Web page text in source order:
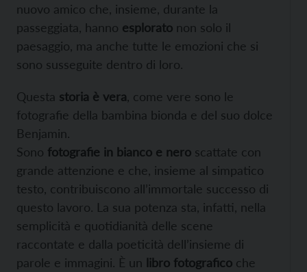
nuovo amico che, insieme, durante la
passeggiata, hanno esplorato non solo il
paesaggio, ma anche tutte le emozioni che si
sono susseguite dentro di loro.
Questa storia è vera , come vere sono le
fotografie della bambina bionda e del suo dolce
Benjamin.
Sono fotografie in bianco e nero scattate con
grande attenzione e che, insieme al simpatico
testo, contribuiscono all’immortale successo di
questo lavoro. La sua potenza sta, infatti, nella
semplicità e quotidianità delle scene
raccontate e dalla poeticità dell’insieme di
parole e immagini. È un libro fotografico che